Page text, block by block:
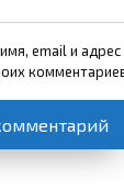
email и